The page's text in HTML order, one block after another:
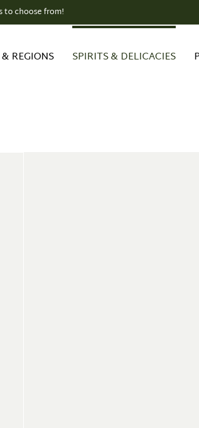
to choose from!
REGIONS SPIRITS & DELICACIES